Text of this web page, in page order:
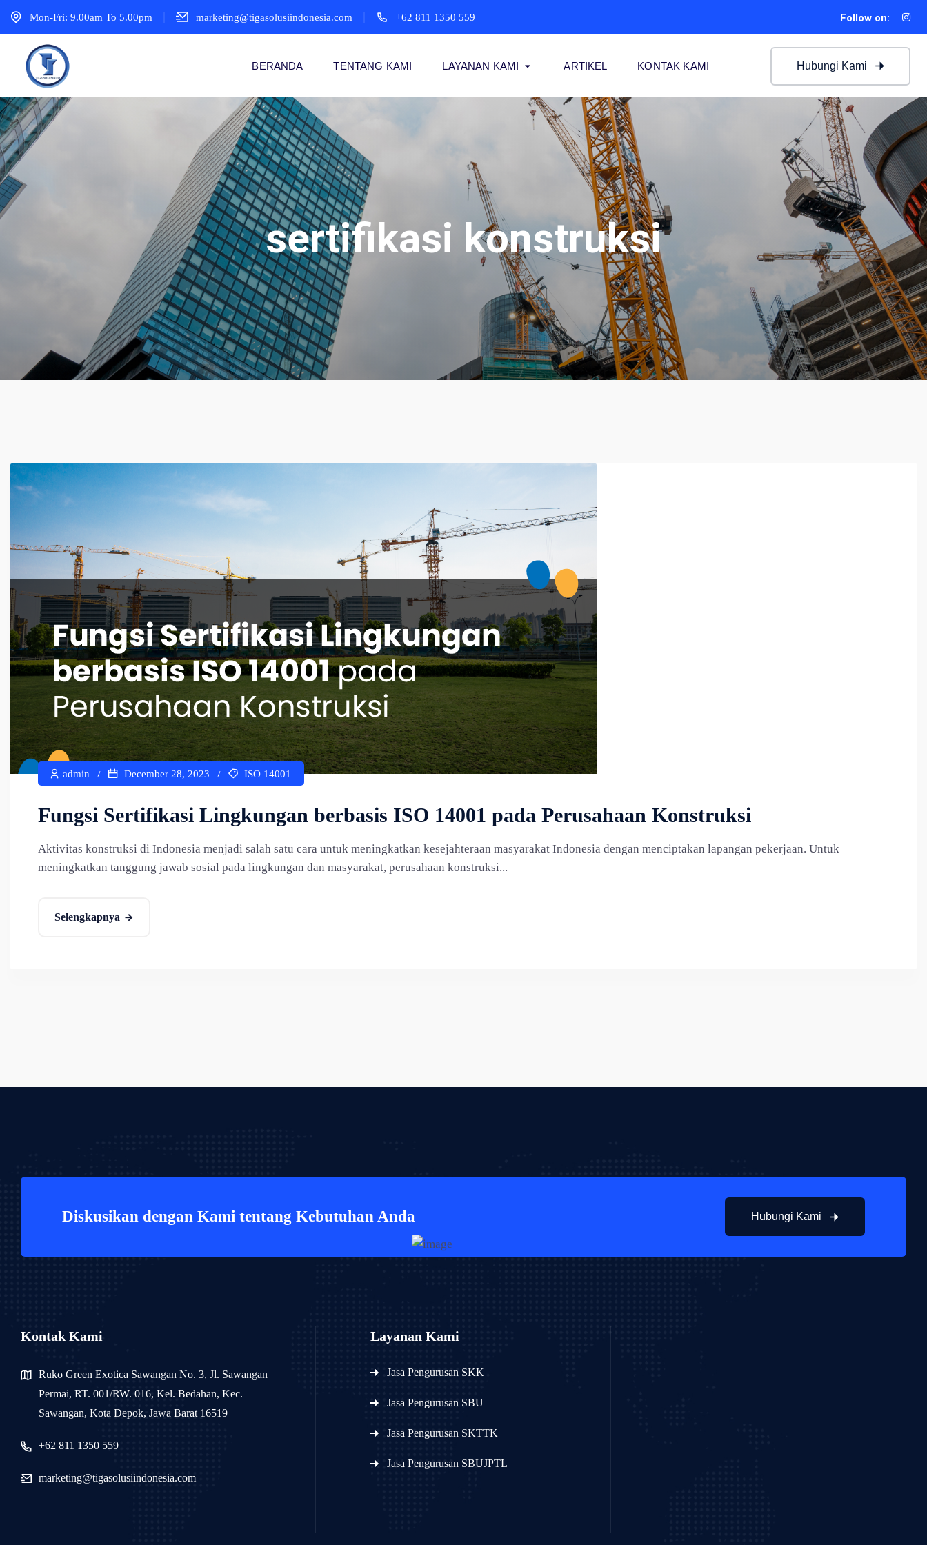
Mon-Fri: 9.00am To 5.00pm marketing@tigasolusiindonesia.com +62 811 1350 559 Follow on:
BERANDA TENTANG KAMI LAYANAN KAMI ARTIKEL KONTAK KAMI Hubungi Kami
sertifikasi konstruksi
admin December 28, 2023 ISO 14001
Fungsi Sertifikasi Lingkungan berbasis ISO 14001 pada Perusahaan Konstruksi
Aktivitas konstruksi di Indonesia menjadi salah satu cara untuk meningkatkan kesejahteraan masyarakat Indonesia dengan menciptakan lapangan pekerjaan. Untuk
meningkatkan tanggung jawab sosial pada lingkungan dan masyarakat, perusahaan konstruksi...
Selengkapnya
Diskusikan dengan Kami tentang Kebutuhan Anda Hubungi Kami
Kontak Kami
Ruko Green Exotica Sawangan No. 3, Jl. Sawangan
Permai, RT. 001/RW. 016, Kel. Bedahan, Kec.
Sawangan, Kota Depok, Jawa Barat 16519
+62 811 1350 559
marketing@tigasolusiindonesia.com
Layanan Kami
Jasa Pengurusan SKK
Jasa Pengurusan SBU
Jasa Pengurusan SKTTK
Jasa Pengurusan SBUJPTL